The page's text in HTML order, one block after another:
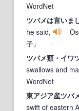
WordNet
ツバメは言いま
he said,
-
子』
ツバメ類・イワ
swallows and
WordNet
東アジア産ツバ
swift of eastern